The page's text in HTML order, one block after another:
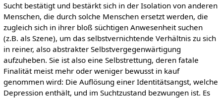
Sucht bestätigt und bestärkt sich in der Isolation von anderen
Menschen, die durch solche Menschen ersetzt werden, die
zugleich sich in ihrer bloß süchtigen Anwesenheit suchen
(z.B. als Szene), um das selbstvernichtende Verhältnis zu sich
in reiner, also abstrakter Selbstvergegenwärtigung
aufzuheben. Sie ist also eine Selbstrettung, deren fatale
Finalität meist mehr oder weniger bewusst in kauf
genommen wird: Die Auflösung einer Identitätsangst, welche
Depression enthält, und im Suchtzustand bezwungen ist. Es